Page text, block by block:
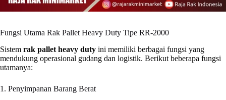
Fungsi Utama Rak Pallet Heavy Duty Tipe RR-2000
Sistem rak pallet heavy duty ini memiliki berbagai fungsi yang
mendukung operasional gudang dan logistik. Berikut beberapa fungsi
utamanya:
1. Penyimpanan Barang Berat